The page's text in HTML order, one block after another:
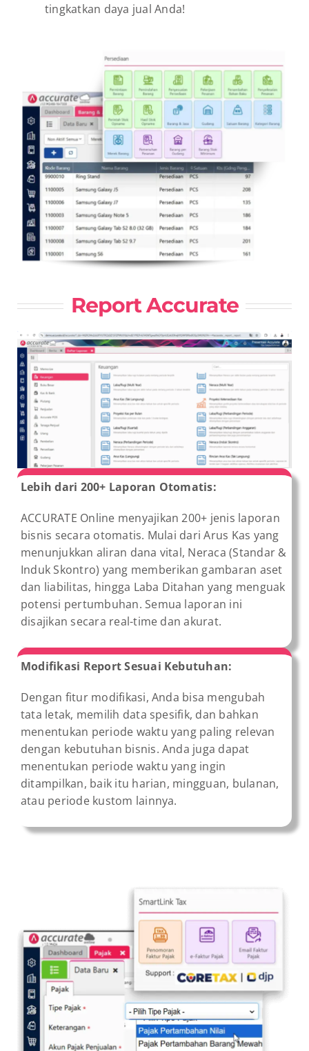
tingkatkan daya jual Anda!
Report Accurate
Lebih dari 200+ Laporan Otomatis:
ACCURATE Online menyajikan 200+ jenis laporan
bisnis secara otomatis. Mulai dari Arus Kas yang
menunjukkan aliran dana vital, Neraca (Standar &
Induk Skontro) yang memberikan gambaran aset
dan liabilitas, hingga Laba Ditahan yang menguak
potensi pertumbuhan. Semua laporan ini
disajikan secara real-time dan akurat.
Modifikasi Report Sesuai Kebutuhan:
Dengan fitur modifikasi, Anda bisa mengubah
tata letak, memilih data spesifik, dan bahkan
menentukan periode waktu yang paling relevan
dengan kebutuhan bisnis. Anda juga dapat
menentukan periode waktu yang ingin
ditampilkan, baik itu harian, mingguan, bulanan,
atau periode kustom lainnya.